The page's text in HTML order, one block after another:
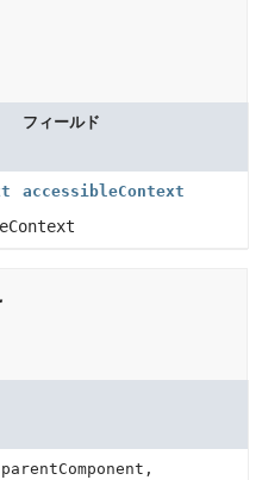
フィールド
accessibleContext
parentComponent,